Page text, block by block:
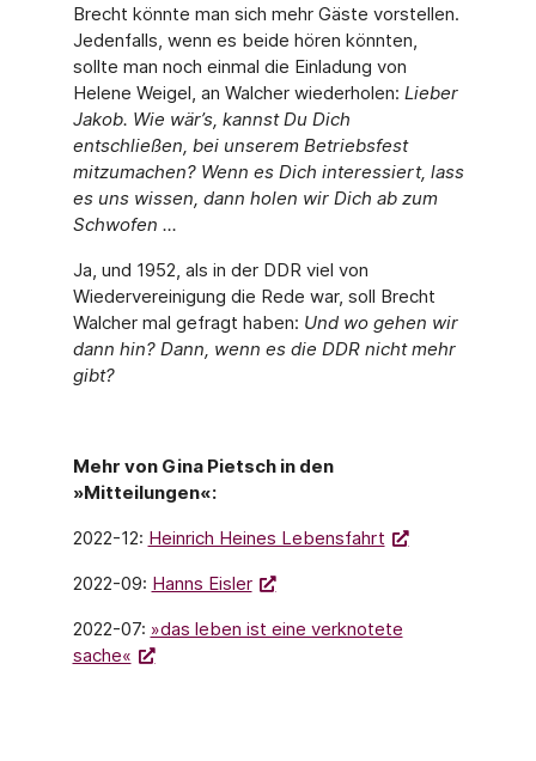
Brecht könnte man sich mehr Gäste vorstellen.
Jedenfalls, wenn es beide hören könnten,
sollte man noch einmal die Einladung von
Helene Weigel, an Walcher wiederholen: Lieber
Jakob. Wie wär’s, kannst Du Dich
entschließen, bei unserem Betriebsfest
mitzumachen? Wenn es Dich interessiert, lass
es uns wissen, dann holen wir Dich ab zum
Schwofen ...
Ja, und 1952, als in der DDR viel von
Wiedervereinigung die Rede war, soll Brecht
Walcher mal gefragt haben: Und wo gehen wir
dann hin? Dann, wenn es die DDR nicht mehr
gibt?
Mehr von Gina Pietsch in den
»Mitteilungen«:
2022-12: Heinrich Heines Lebensfahrt
2022-09: Hanns Eisler
2022-07: »das leben ist eine verknotete
sache«